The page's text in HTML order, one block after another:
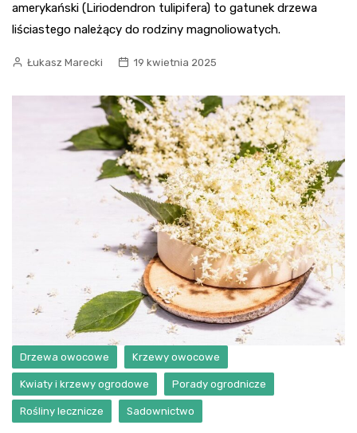
amerykański (Liriodendron tulipifera) to gatunek drzewa
liściastego należący do rodziny magnoliowatych.
Łukasz Marecki 19 kwietnia 2025
Drzewa owocowe Krzewy owocowe
Kwiaty i krzewy ogrodowe Porady ogrodnicze
Rośliny lecznicze Sadownictwo